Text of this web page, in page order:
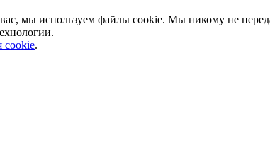
мы используем файлы cookie. Мы никому не
cookie.